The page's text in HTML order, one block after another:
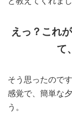
えっ？これ
て
そう思ったので
感覚で、簡単な
う。